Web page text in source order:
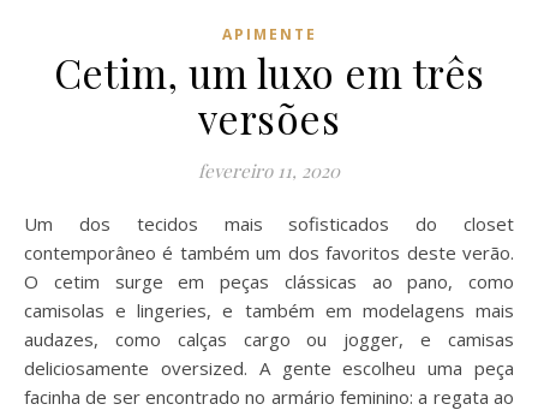
APIMENTE
Cetim, um luxo em três
versões
fevereiro 11, 2020
Um dos tecidos mais sofisticados do closet
contemporâneo é também um dos favoritos deste verão.
O cetim surge em peças clássicas ao pano, como
camisolas e lingeries, e também em modelagens mais
audazes, como calças cargo ou jogger, e camisas
deliciosamente oversized. A gente escolheu uma peça
facinha de ser encontrado no armário feminino: a regata ao